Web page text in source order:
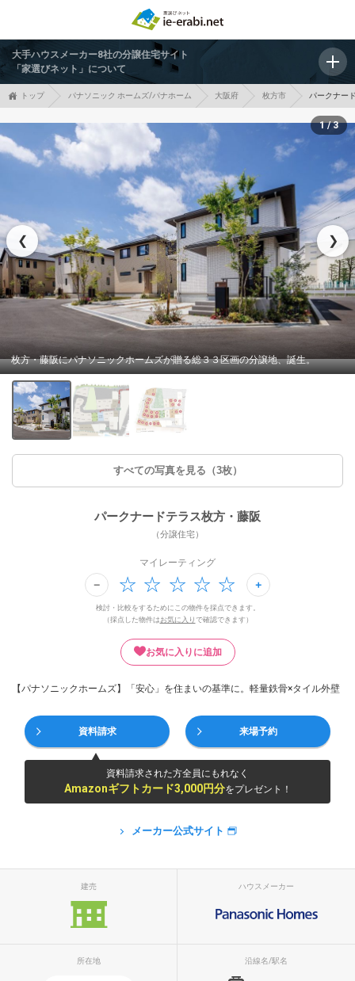
大手ハウスメーカー8社の分譲住宅サイト
「家選びネット」について
トップ パナソニック ホームズ/パナホーム 大阪府 枚方市 パークナー
❮
枚方・藤阪にパナソニックホームズが贈る総３３区画の分譲地、誕生。
❯
1 / 3
すべての写真を見る（3枚）
パークナードテラス枚方・藤阪
（分譲住宅）
マイレーティング
検討・比較をするためにこの物件を採点できます。
（採点した物件は お気に入り で確認できます）
お気に入りに追加
【パナソニックホームズ】「安心」を住まいの基準に。軽量鉄骨×タイル外壁
資料請求 来場予約
資料請求された方全員にもれなく
Amazonギフトカード3,000円分をプレゼント！
メーカー公式サイト
建売 ハウスメーカー
所在地 沿線名/駅名